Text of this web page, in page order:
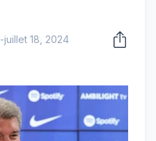
-juillet 18, 2024